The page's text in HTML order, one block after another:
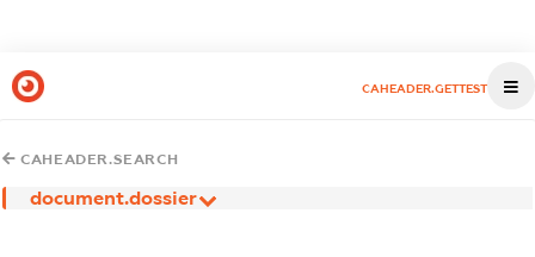
CAHEADER.GETTEST
CAHEADER.SEARCH
document.dossier